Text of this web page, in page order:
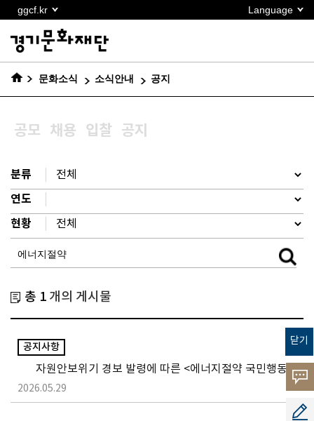
바로가기
ggcf.kr Language
닫기
고객의
소리
공모
문화소식 소식안내 공지
공모 채용 입찰 공지
분류
연도
현황
총 1 개의 게시물
공지사항
자원안보위기 경보 발령에 따른 <에너지절약 국민행동>
2026.05.29